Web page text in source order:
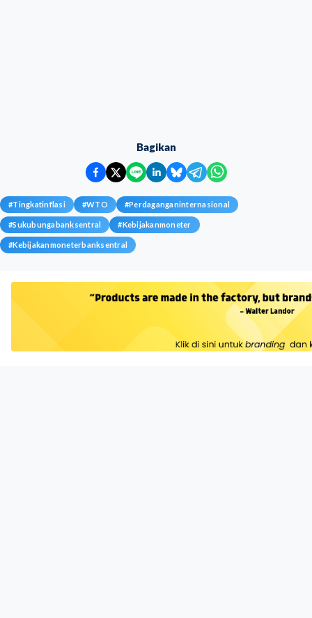
Bagikan
#Tingkatinflasi #WTO #Perdaganganinternasional
#Sukubungabanksentral #Kebijakanmoneter
#Kebijakanmoneterbanksentral